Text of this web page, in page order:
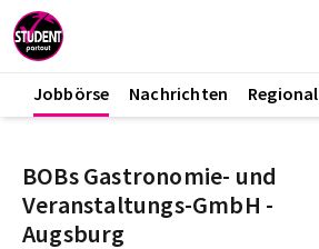
Jobbörse Nachrichten Regional
BOBs Gastronomie- und
Veranstaltungs-GmbH -
Augsburg